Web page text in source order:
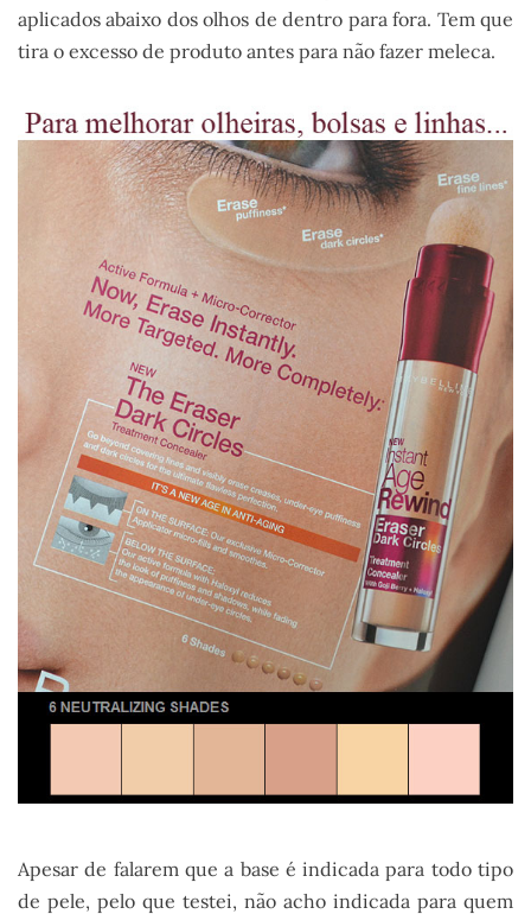
aplicados abaixo dos olhos de dentro para fora. Tem que
tira o excesso de produto antes para não fazer meleca.
Apesar de falarem que a base é indicada para todo tipo
de pele, pelo que testei, não acho indicada para quem